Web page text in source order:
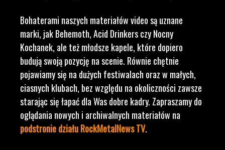
Bohaterami naszych materiałów video są uznane
marki, jak Behemoth, Acid Drinkers czy Nocny
Kochanek, ale też młodsze kapele, które dopiero
budują swoją pozycję na scenie. Równie chętnie
pojawiamy się na dużych festiwalach oraz w małych,
ciasnych klubach, bez względu na okoliczności zawsze
starając się łapać dla Was dobre kadry. Zapraszamy do
oglądania nowych i archiwalnych materiałów na
podstronie działu RockMetalNews TV.